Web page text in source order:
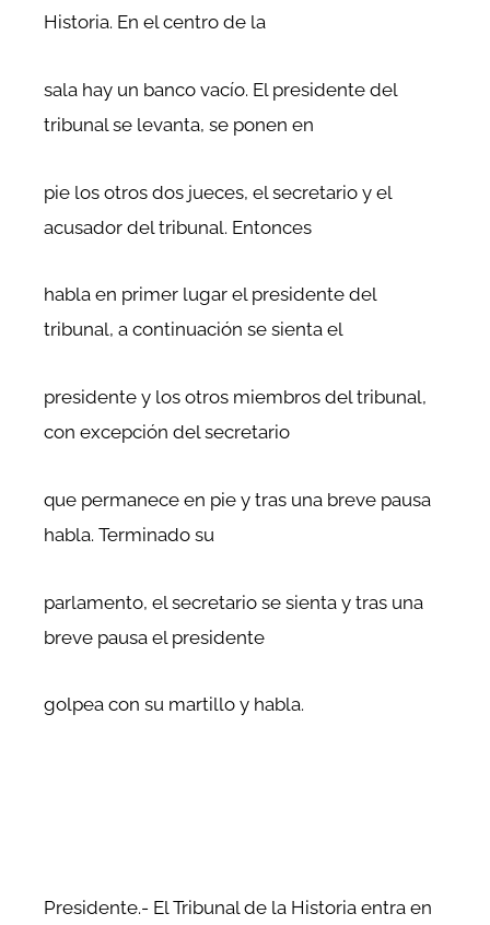
Historia. En el centro de la
sala hay un banco vacío. El presidente del
tribunal se levanta, se ponen en
pie los otros dos jueces, el secretario y el
acusador del tribunal. Entonces
habla en primer lugar el presidente del
tribunal, a continuación se sienta el
presidente y los otros miembros del tribunal,
con excepción del secretario
que permanece en pie y tras una breve pausa
habla. Terminado su
parlamento, el secretario se sienta y tras una
breve pausa el presidente
golpea con su martillo y habla.
Presidente.- El Tribunal de la Historia entra en